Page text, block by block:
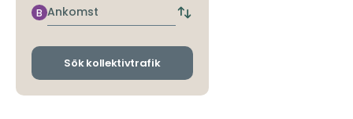
hållplats
Ankomst
B
Byt
och
Sök kollektivtrafik